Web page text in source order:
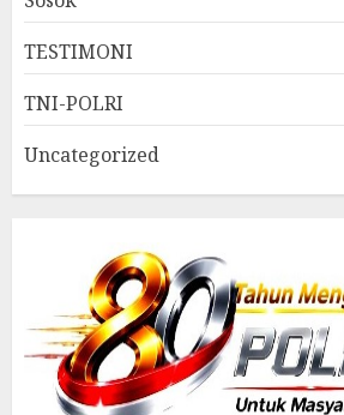
TESTIMONI
TNI-POLRI
Uncategorized